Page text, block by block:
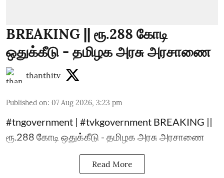
BREAKING || ரூ.288 கோடி
ஒதுக்கீடு - தமிழக அரசு அரசாணை
thanthitv
Published on: 07 Aug 2026, 3:23 pm
#tngovernment | #tvkgovernment BREAKING ||
ரூ.288 கோடி ஒதுக்கீடு - தமிழக அரசு அரசாணை
Read More